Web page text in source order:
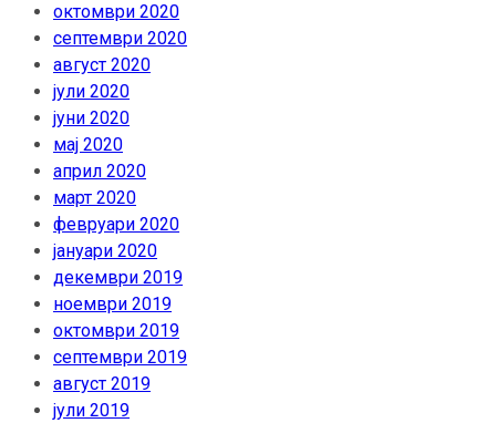
октомври 2020
септември 2020
август 2020
јули 2020
јуни 2020
мај 2020
април 2020
март 2020
февруари 2020
јануари 2020
декември 2019
ноември 2019
октомври 2019
септември 2019
август 2019
јули 2019